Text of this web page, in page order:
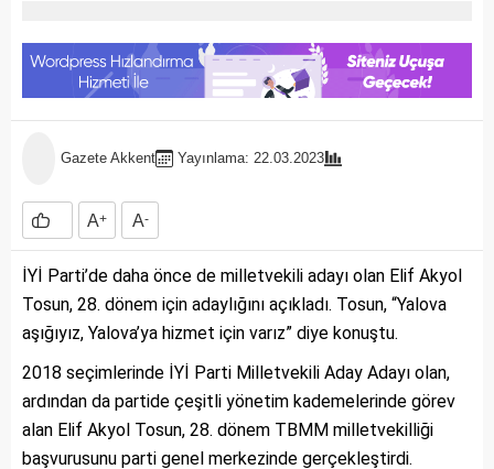
Gazete Akkent Yayınlama: 22.03.2023
A+ A-
İYİ Parti’de daha önce de milletvekili adayı olan Elif Akyol
Tosun, 28. dönem için adaylığını açıkladı. Tosun, “Yalova
aşığıyız, Yalova’ya hizmet için varız” diye konuştu.
2018 seçimlerinde İYİ Parti Milletvekili Aday Adayı olan,
ardından da partide çeşitli yönetim kademelerinde görev
alan Elif Akyol Tosun, 28. dönem TBMM milletvekilliği
başvurusunu parti genel merkezinde gerçekleştirdi.